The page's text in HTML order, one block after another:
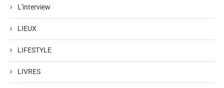
L'interview
LIEUX
LIFESTYLE
LIVRES